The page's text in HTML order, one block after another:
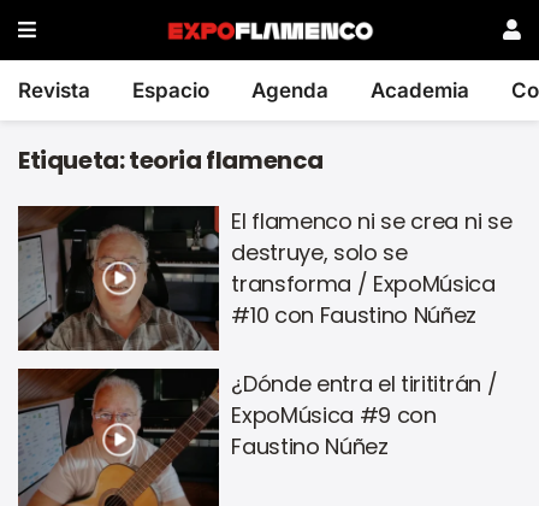
Revista Espacio Agenda Academia
Etiqueta:teoria flamenca
El flamenco ni se crea ni se
destruye, solo se
transforma / ExpoMúsica
#10 con Faustino Núñez
¿Dónde entra el tirititrán /
ExpoMúsica #9 con
Faustino Núñez